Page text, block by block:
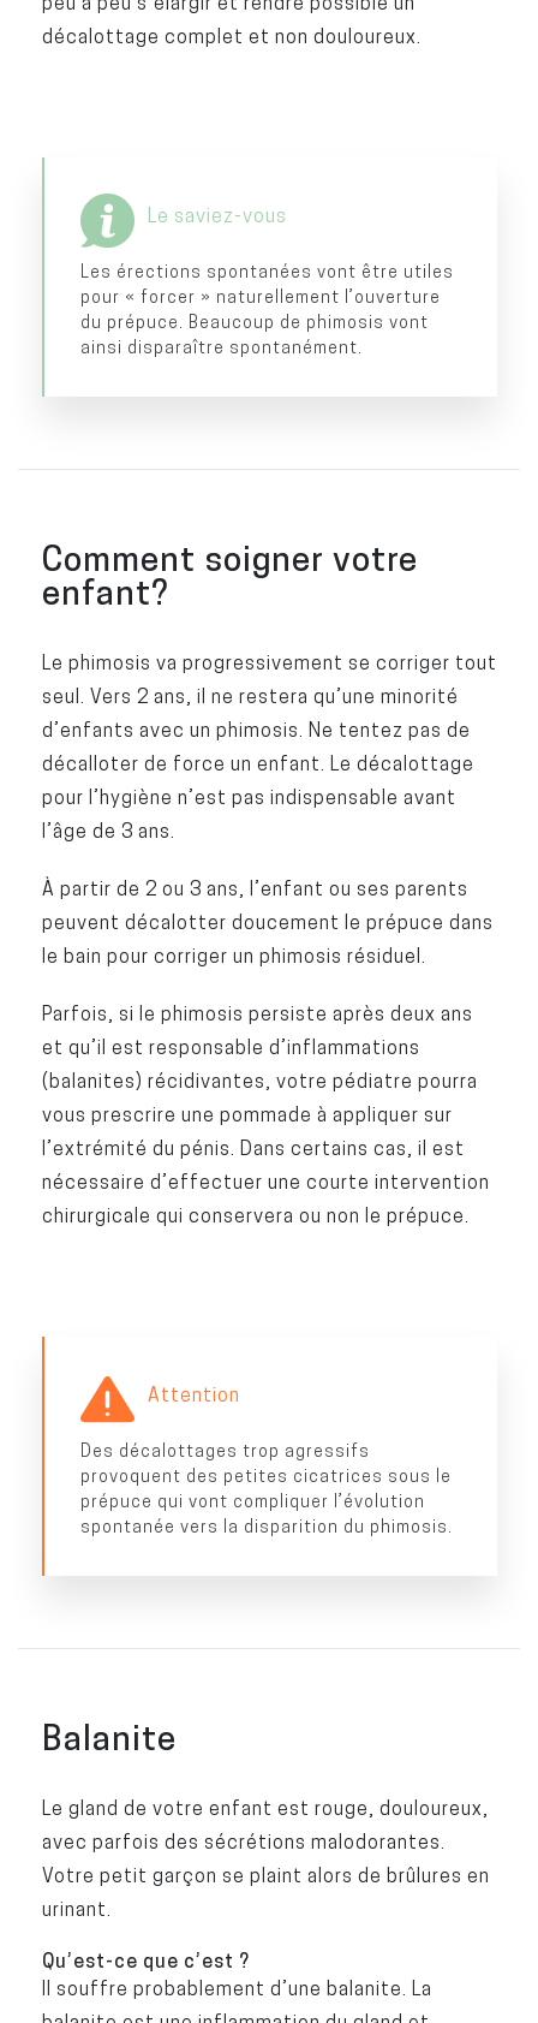
décalottage complet et non douloureux.
Le saviez-vous
Les érections spontanées vont être utiles
pour « forcer » naturellement l’ouverture
du prépuce. Beaucoup de phimosis vont
ainsi disparaître spontanément.
Comment soigner votre
enfant?
Le phimosis va progressivement se corriger tout
seul
. Vers 2 ans, il ne restera qu’une minorité
d’enfants avec un phimosis. Ne tentez pas de
décalloter de force un enfant. Le décalottage
pour l’hygiène n’est pas indispensable avant
l’âge de 3 ans.
À partir de 2 ou 3 ans, l’enfant ou ses parents
peuvent décalotter doucement le prépuce dans
le bain pour corriger un phimosis résiduel.
Parfois, si le phimosis persiste après deux ans
et qu’il est responsable d’inflammations
(balanites) récidivantes, votre pédiatre pourra
vous prescrire une pommade à appliquer sur
l’extrémité du pénis. Dans certains cas, il est
nécessaire d’effectuer une courte intervention
chirurgicale qui conservera ou non le prépuce.
Attention
Des décalottages trop agressifs
provoquent des petites cicatrices sous le
prépuce qui vont compliquer l’évolution
spontanée vers la disparition du phimosis.
Balanite
Le gland de votre enfant est rouge, douloureux,
avec parfois des sécrétions malodorantes.
Votre petit garçon se plaint alors de brûlures en
urinant.
Qu’est-ce que c’est ?
Il souffre probablement d’une balanite. La